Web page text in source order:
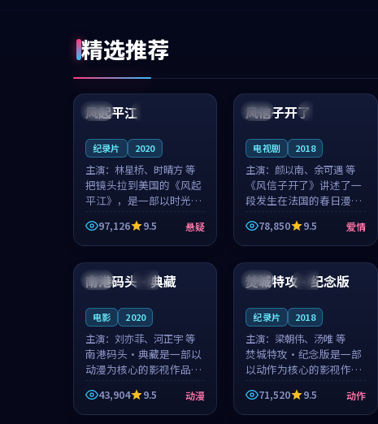
精选推荐
美国
99:07
风起平江
纪录片 2020
主演： 林星桥、时晴方 等
把镜头拉到美国的《风起
平江》，是一部以时光记
忆为底色的悬疑作品。林
星桥和时晴方贡献了2020
年颇受关注的合作演出，
影片在情感层次与现实质
感之间游...
97,126 9.5 悬疑
法国 4K
99:21
风信子开了
电视剧 2018
主演：颜以南、余可遇 等
《风信子开了》讲述了一
段发生在法国的春日漫步
故事。颜以南饰演的主角
与余可遇的角色因一场意
外卷入更深的纠葛，爱情
元素贯穿始终，节奏稳健
而富有张力，...
78,850 9.5 爱情
中国 完结
99:09
南港码头·典藏
电影 2020
主演： 刘亦菲、河正宇 等
南港码头·典藏是一部以
动漫为核心的影视作品，
围绕危机、反转与人物成
长展开，整体节奏紧凑，
值得推荐观看。
43,904 9.5 动漫
中国 院线
99:12
焚城特攻·纪念版
纪录片 2018
主演： 梁朝伟、汤唯 等
焚城特攻·纪念版是一部
以动作为核心的影视作
品，围绕危机、反转与人
物成长展开，整体节奏紧
凑，值得推荐观看。
71,520 9.5 动作